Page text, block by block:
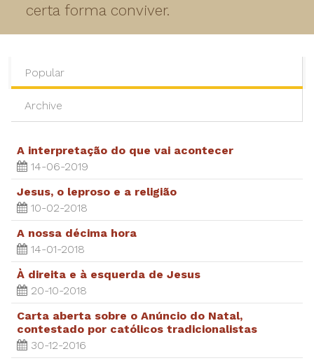
certa forma conviver.
Popular
Archive
A interpretação do que vai acontecer
14-06-2019
Jesus, o leproso e a religião
10-02-2018
A nossa décima hora
14-01-2018
À direita e à esquerda de Jesus
20-10-2018
Carta aberta sobre o Anúncio do Natal,
contestado por católicos tradicionalistas
30-12-2016